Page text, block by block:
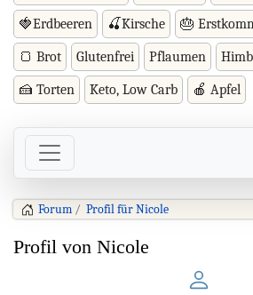
🍓Erdbeeren 🍒Kirsche 🎂
🍞 Brot Glutenfrei Pflaumen
🍰 Torten Keto, Low Carb 🍎 Apfel
Forum Profil für Nicole
Profil von Nicole